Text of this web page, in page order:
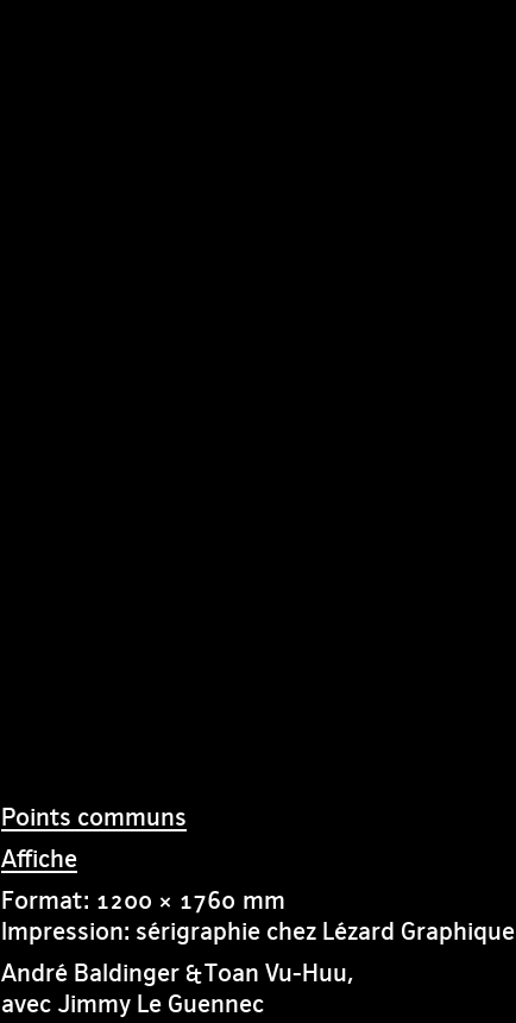
Points communs
Affiche
Format: 1200 × 1760 mm
Impression: sérigraphie chez Lézard Graphique
André Baldinger & Toan Vu-Huu,
avec Jimmy Le Guennec